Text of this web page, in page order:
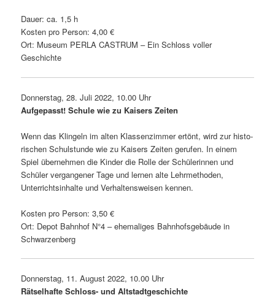
Dauer: ca. 1,5 h
Kosten pro Person: 4,00 €
Ort: Museum PERLA CASTRUM – Ein Schloss voller
Geschichte
Donnerstag, 28. Juli 2022, 10.00 Uhr
Aufgepasst! Schule wie zu Kaisers Zeiten
Wenn das Klingeln im alten Klassenzimmer ertönt, wird zur histo­
ri­schen Schulstunde wie zu Kaisers Zeiten gerufen. In einem
Spiel über­nehmen die Kinder die Rolle der Schülerinnen und
Schüler vergan­gener Tage und lernen alte Lehrmethoden,
Unterrichtsinhalte und Verhaltensweisen kennen.
Kosten pro Person: 3,50 €
Ort: Depot Bahnhof N°4 – ehema­liges Bahnhofsgebäude in
Schwarzenberg
Donnerstag, 11. August 2022, 10.00 Uhr
Rätselhafte Schloss- und Altstadtgeschichte